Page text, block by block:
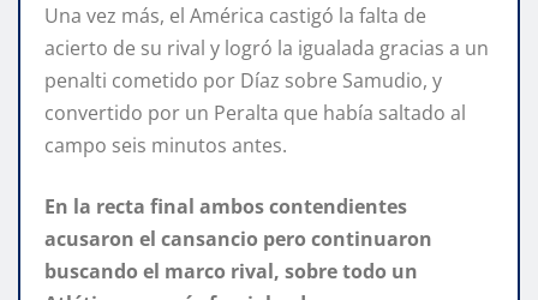
Una vez más, el América castigó la falta de
acierto de su rival y logró la igualada gracias a un
penalti cometido por Díaz sobre Samudio, y
convertido por un Peralta que había saltado al
campo seis minutos antes.
En la recta final ambos contendientes
acusaron el cansancio pero continuaron
buscando el marco rival, sobre todo un